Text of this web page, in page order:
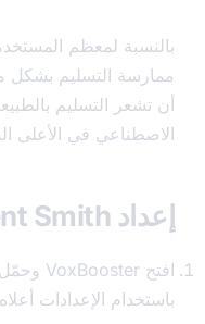
التسليم بشكل متزامن
التسليم بالطبيعة،
في الأعلى النتيجة
الإعدادات أعلاه.